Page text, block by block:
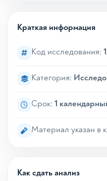
Краткая информация
Код исследования:
Категория:
Срок: 1
Материал указан в
Как сдать анализ